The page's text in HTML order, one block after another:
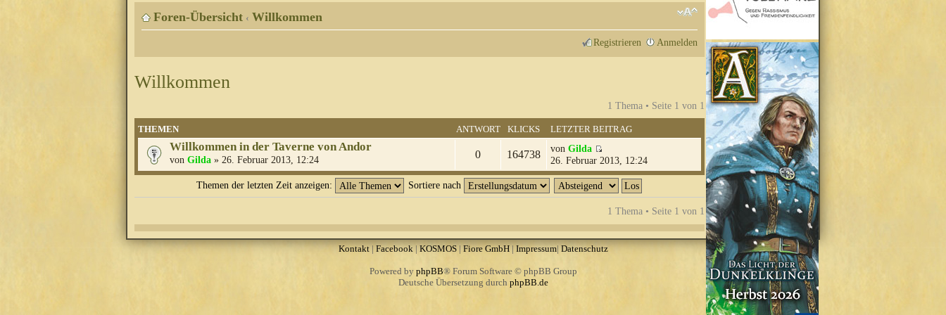
Foren-Übersicht ‹ Willkommen
Registrieren Anmelden
Willkommen
1 Thema • Seite 1 von 1
THEMEN ANTWORT KLICKS LETZTER BEITRAG
Willkommen in der Taverne von Andor
von Gilda » 26. Februar 2013, 12:24 0 164738 von Gilda
26. Februar 2013, 12:24
Themen der letzten Zeit anzeigen: Sortiere nach
1 Thema • Seite 1 von 1
Kontakt| Facebook| KOSMOS| Fiore GmbH| Impressum|Datenschutz
Powered by phpBB® Forum Software © phpBB Group
Deutsche Übersetzung durch phpBB.de